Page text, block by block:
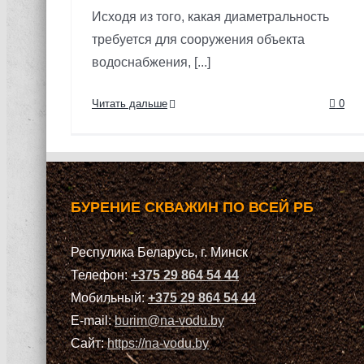
Исходя из того, какая диаметральность
требуется для сооружения объекта
водоснабжения, [...]
Читать дальше 0
БУРЕНИЕ СКВАЖИН ПО ВСЕЙ РБ
Респулика Беларусь, г. Минск
Телефон:+375 29 864 54 44
Мобильный:+375 29 864 54 44
E-mail:burim@na-vodu.by
Сайт:https://na-vodu.by